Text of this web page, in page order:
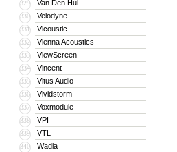
329 Van Den Hul
330 Velodyne
331 Vicoustic
332 Vienna Acoustics
333 ViewScreen
334 Vincent
335 Vitus Audio
336 Vividstorm
337 Voxmodule
338 VPI
339 VTL
340 Wadia